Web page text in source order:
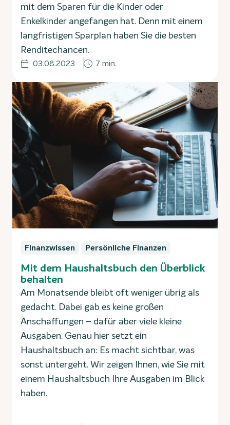
mit dem Sparen für die Kinder oder
Enkelkinder angefangen hat. Denn mit einem
langfristigen Sparplan haben Sie die besten
Renditechancen.
03.08.2023 7 min.
Finanzwissen Persönliche Finanzen
Mit dem Haushaltsbuch den Überblick
behalten
Am Monatsende bleibt oft weniger übrig als
gedacht. Dabei gab es keine großen
Anschaffungen – dafür aber viele kleine
Ausgaben. Genau hier setzt ein
Haushaltsbuch an: Es macht sichtbar, was
sonst untergeht. Wir zeigen Ihnen, wie Sie mit
einem Haushaltsbuch Ihre Ausgaben im Blick
haben.